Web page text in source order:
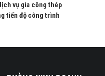
vụ gia công thép
tiến độ công trình